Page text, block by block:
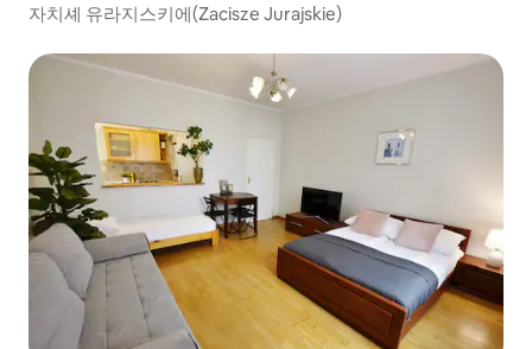
자치셰 유라지스키에(Zacisze Jurajskie)